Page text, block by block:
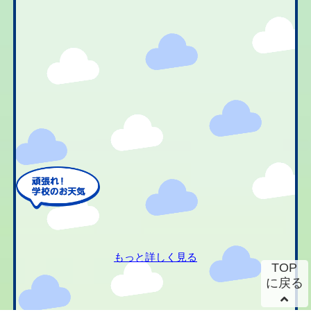
もっと詳しく見る
TOP
に戻る